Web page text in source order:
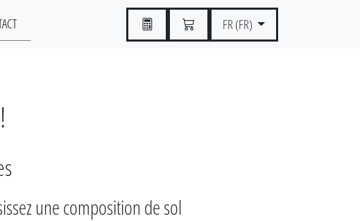
FR (FR)
une composition de sol